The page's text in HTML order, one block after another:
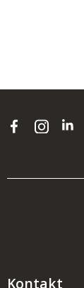
Kontakt